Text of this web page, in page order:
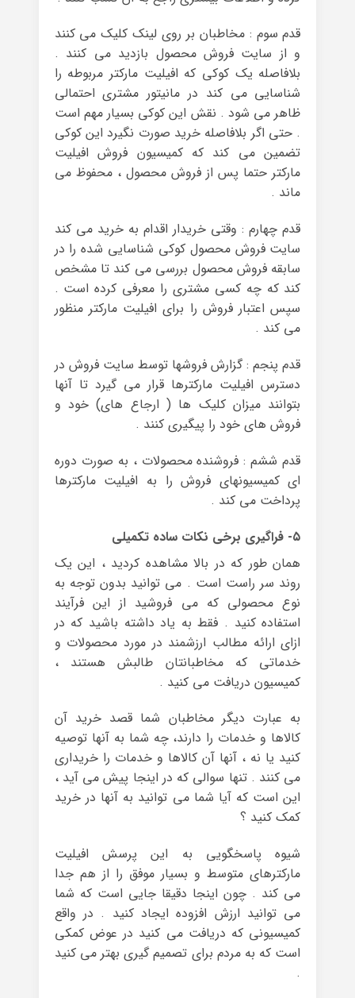
قدم سوم : مخاطبان بر روی لینک کلیک می کنند
و از سایت فروش محصول بازدید می کنند .
بلافاصله یک کوکی که افیلیت مارکتر مربوطه را
شناسایی می کند در مانیتور مشتری احتمالی
ظاهر می شود . نقش این کوکی بسیار مهم است
. حتی اگر بلافاصله خرید صورت نگیرد این کوکی
تضمین می کند که کمیسیون فروش افیلیت
مارکتر حتما پس از فروش محصول ، محفوظ می
ماند .
قدم چهارم : وقتی خریدار اقدام به خرید می کند
سایت فروش محصول کوکی شناسایی شده را در
سابقه فروش محصول بررسی می کند تا مشخص
کند که چه کسی مشتری را معرفی کرده است .
سپس اعتبار فروش را برای افیلیت مارکتر منظور
می کند .
قدم پنجم : گزارش فروشها توسط سایت فروش در
دسترس افیلیت مارکترها قرار می گیرد تا آنها
بتوانند میزان کلیک ها ( ارجاع های) خود و
فروش های خود را پیگیری کنند .
قدم ششم : فروشنده محصولات ، به صورت دوره
ای کمیسیونهای فروش را به افیلیت مارکترها
پرداخت می کند .
۵- فراگیری برخی نکات ساده تکمیلی
همان طور که در بالا مشاهده کردید ، این یک
روند سر راست است . می توانید بدون توجه به
نوع محصولی که می فروشید از این فرآیند
استفاده کنید . فقط به یاد داشته باشید که در
ازای ارائه مطالب ارزشمند در مورد محصولات و
خدماتی که مخاطبانتان طالبش هستند ،
کمیسیون دریافت می کنید .
به عبارت دیگر مخاطبان شما قصد خرید آن
کالاها و خدمات را دارند، چه شما به آنها توصیه
کنید یا نه ، آنها آن کالاها و خدمات را خریداری
می کنند . تنها سوالی که در اینجا پیش می آید ،
این است که آیا شما می توانید به آنها در خرید
کمک کنید ؟
شیوه پاسخگویی به این پرسش افیلیت
مارکترهای متوسط و بسیار موفق را از هم جدا
می کند . چون اینجا دقیقا جایی است که شما
می توانید ارزش افزوده ایجاد کنید . در واقع
کمیسیونی که دریافت می کنید در عوض کمکی
است که به مردم برای تصمیم گیری بهتر می کنید
.